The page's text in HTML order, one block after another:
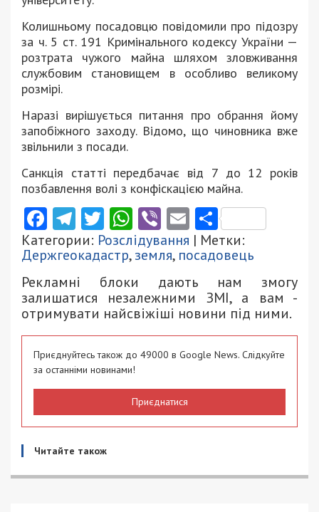
Колишньому посадовцю повідомили про підозру
за ч. 5 ст. 191 Кримінального кодексу України —
розтрата чужого майна шляхом зловживання
службовим становищем в особливо великому
розмірі.
Наразі вирішується питання про обрання йому
запобіжного заходу. Відомо, що чиновника вже
звільнили з посади.
Санкція статті передбачає від 7 до 12 років
позбавлення волі з конфіскацією майна.
Facebook
Telegram
Twitter
WhatsApp
ViberEmail
Категории: Розслідування | Метки:
Держгеокадастр,земля, посадовець
Рекламні блоки дають нам змогу
залишатися незалежними ЗМІ, а вам -
отримувати найсвіжіші новини під ними.
Приєднуйтесь також до 49000 в Google News. Слідкуйте
за останніми новинами!
Приєднатися
Читайте також